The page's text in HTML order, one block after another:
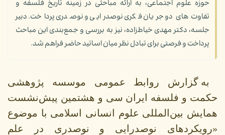
حوزه علوم اجتماعی، به ارائه مباحثی در زمینه تاریخ فلسفه و
تفاوت‌های دو جریان فکری نوصدرایی و نوصدری پرداخت. دبیر
جلسه، دکتر مهدی خیاط‌زاده، نیز به بررسی و جمع‌بندی این مباحث
پرداخت و فرصتی برای تبادل نظر میان اساتید حاضر فراهم شد.
به گزارش روابط عمومی موسسه پژوهشی
حکمت و فلسفه ایران سی و هشتمین پیش‌نشست
همایش بین‌المللی علوم انسانی اسلامی با موضوع
«رویکردهای نوصدرایی و نوصدری در علم